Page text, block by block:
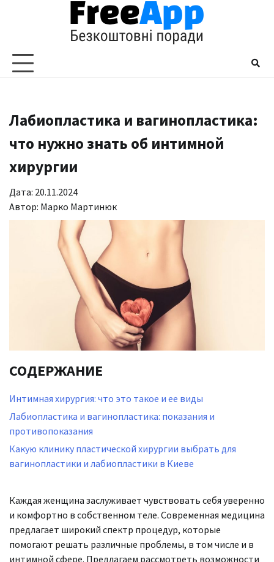
Лабиопластика и вагинопластика:
что нужно знать об интимной
хирургии
Дата: 20.11.2024
Автор: Марко Мартинюк
СОДЕРЖАНИЕ
Интимная хирургия: что это такое и ее виды
Лабиопластика и вагинопластика: показания и
противопоказания
Какую клинику пластической хирургии выбрать для
вагинопластики и лабиопластики в Киеве
Каждая женщина заслуживает чувствовать себя уверенно
и комфортно в собственном теле. Современная медицина
предлагает широкий спектр процедур, которые
помогают решать различные проблемы, в том числе и в
интимной сфере. Предлагаем рассмотреть возможности